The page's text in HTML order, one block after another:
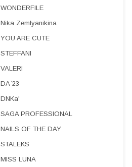
WONDERFILE
Nika Zemlyanikina
YOU ARE CUTE
STEFFANI
VALERI
DA`23
DNKa'
SAGA PROFESSIONAL
NAILS OF THE DAY
STALEKS
MISS LUNA